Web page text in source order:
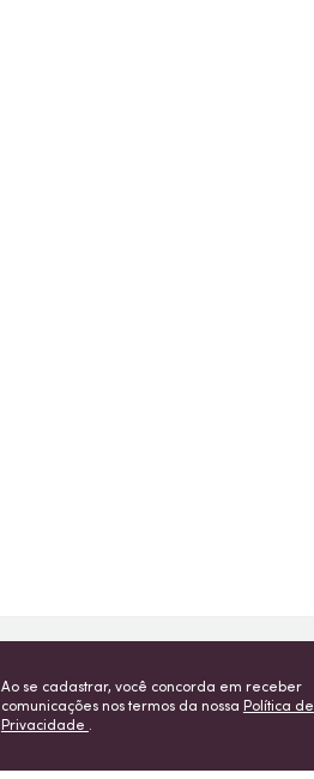
Ao se cadastrar, você concorda em receber
comunicações nos termos da nossa Política de
Privacidade .